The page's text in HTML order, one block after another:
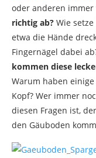
oder anderen immer
richtig ab? Wie
etwa die Hände
Fingernägel dabei
kommen diese
Warum haben
Kopf? Wer immer
diesen Fragen ist,
den Gäuboden